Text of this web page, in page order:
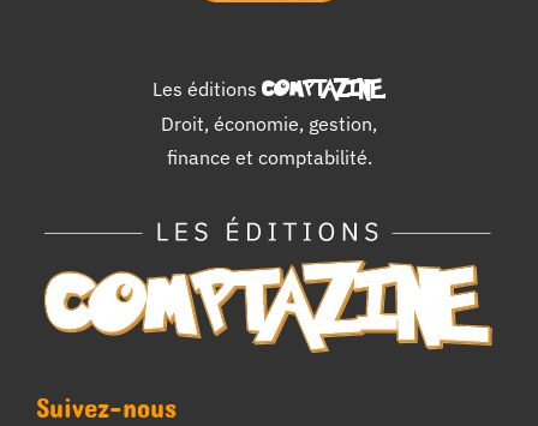
Les éditions COMPTAZINE.
Droit, économie, gestion,
finance et comptabilité.
Suivez-nous